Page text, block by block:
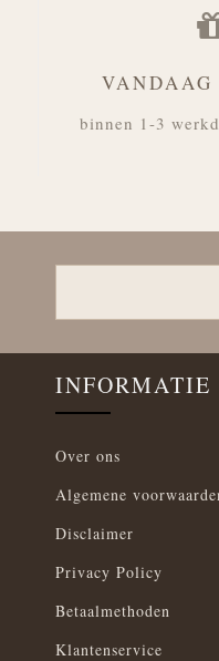
VANDAAG
binnen 1-3
INFORMATIE
Over ons
Algemene
Disclaimer
Privacy Policy
Betaalmethoden
Klantenservice